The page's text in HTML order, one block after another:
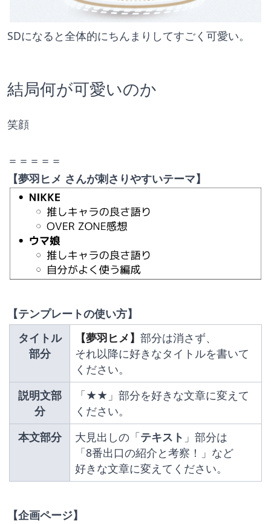
SDになると全体的にちんまりしてすごく可愛い。
結局何が可愛いのか
笑顔
＝＝＝＝＝
【夢羽ヒメ さんが刺さりやすいテーマ】
【テンプレートの使い方】
タイトル
部分
【夢羽ヒメ】 部分は消さず、
それ以降に好きなタイトルを書いて
ください。
説明文部
分
「★★」部分を好きな文章に変えて
ください。
本文部分
大見出しの「テキスト 」部分は
「8番出口の紹介と考察！」など
好きな文章に変えてください。
【企画ページ】